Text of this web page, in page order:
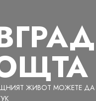
ЖИВОТ МОЖЕТЕ ДА